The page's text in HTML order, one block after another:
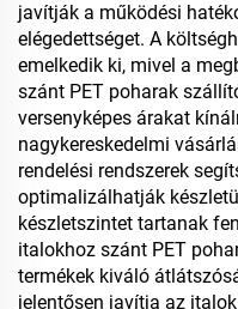
javítják a működési
elégedettséget. A
emelkedik ki, mivel a
szánt PET poharak
versenyképes árakat
nagykereskedelmi
rendelési rendszerek
optimalizálhatják
készletszintet tartanak
italokhoz szánt PET
termékek kiváló
jelentősen javítja az